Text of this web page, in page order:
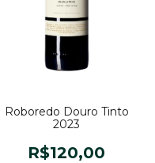
Roboredo Douro Tinto
2023
R$120,00